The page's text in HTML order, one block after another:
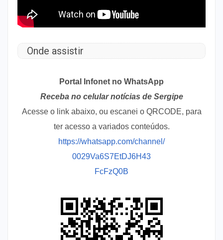
Onde assistir
Portal Infonet no WhatsApp
Receba no celular notícias de Sergipe
Acesse o link abaixo, ou escanei o QRCODE, para
ter acesso a variados conteúdos.
https://whatsapp.com/channel/
0029Va6S7EtDJ6H43
FcFzQ0B